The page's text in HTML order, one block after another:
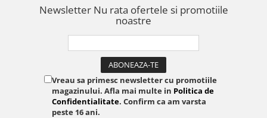
Newsletter Nu rata ofertele si promotiile
noastre
Vreau sa primesc newsletter cu promotiile
magazinului. Afla mai multe in Politica de
Confidentialitate. Confirm ca am varsta
peste 16 ani.